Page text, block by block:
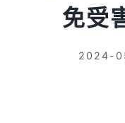
免受
2024-